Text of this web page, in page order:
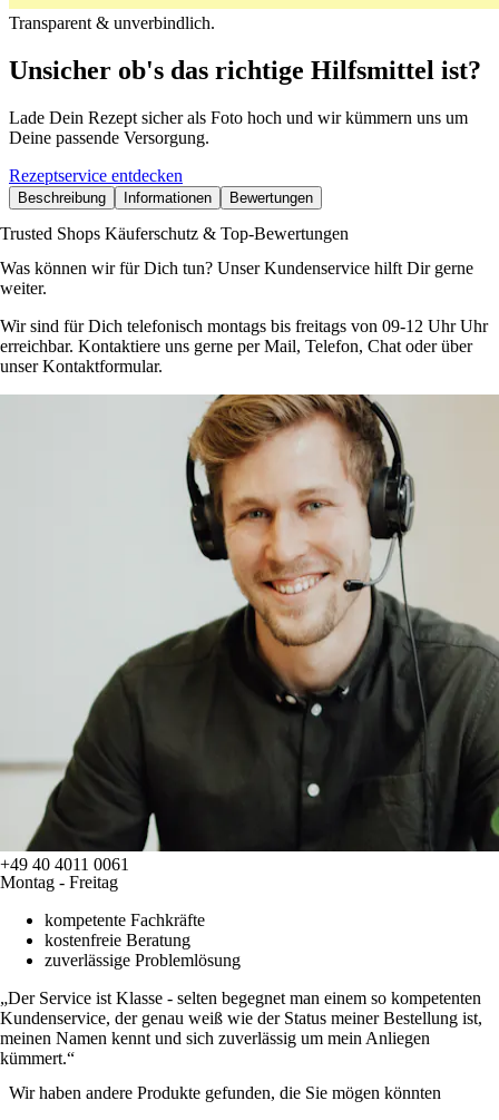
Transparent & unverbindlich.
Unsicher ob's das richtige Hilfsmittel ist?
Lade Dein Rezept sicher als Foto hoch und wir kümmern uns um
Deine passende Versorgung.
Rezeptservice entdecken
Beschreibung Informationen Bewertungen
Trusted Shops Käuferschutz & Top-Bewertungen
Was können wir für Dich tun? Unser Kundenservice hilft Dir gerne
weiter.
Wir sind für Dich telefonisch montags bis freitags von 09-12 Uhr Uhr
erreichbar. Kontaktiere uns gerne per Mail, Telefon, Chat oder über
unser Kontaktformular.
+49 40 4011 0061
Montag - Freitag
kompetente Fachkräfte
kostenfreie Beratung
zuverlässige Problemlösung
Der Service ist Klasse - selten begegnet man einem so kompetenten
Kundenservice, der genau weiß wie der Status meiner Bestellung ist,
meinen Namen kennt und sich zuverlässig um mein Anliegen
kümmert.
Wir haben andere Produkte gefunden, die Sie mögen könnten